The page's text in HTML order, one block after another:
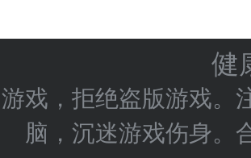
健
戏，拒绝盗版游戏。
脑，沉迷游戏伤身。